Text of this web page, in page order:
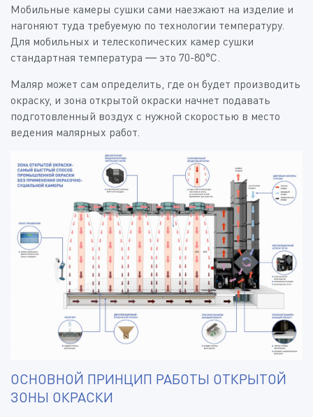
Мобильные камеры сушки сами наезжают на изделие и
нагоняют туда требуемую по технологии температуру.
Для мобильных и телескопических камер сушки
стандартная температура — это 70-80°C.
Маляр может сам определить, где он будет производить
окраску, и зона открытой окраски начнет подавать
подготовленный воздух с нужной скоростью в место
ведения малярных работ.
ОСНОВНОЙ ПРИНЦИП РАБОТЫ ОТКРЫТОЙ
ЗОНЫ ОКРАСКИ